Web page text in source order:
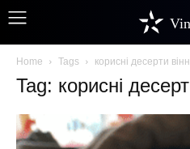
Home Tags корисні десерти
Tag: корисні